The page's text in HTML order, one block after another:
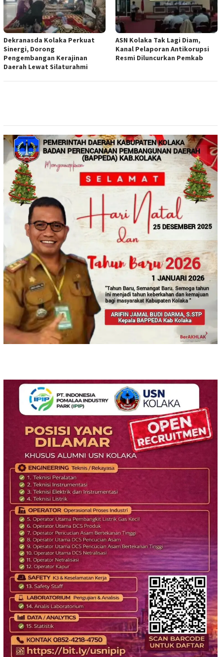
Dekranasda Kolaka Perkuat
Sinergi, Dorong
Pengembangan Kerajinan
Daerah Lewat Silaturahmi
ASN Kolaka Tak Lagi Diam,
Kanal Pelaporan Antikorupsi
Resmi Diluncurkan Pemkab